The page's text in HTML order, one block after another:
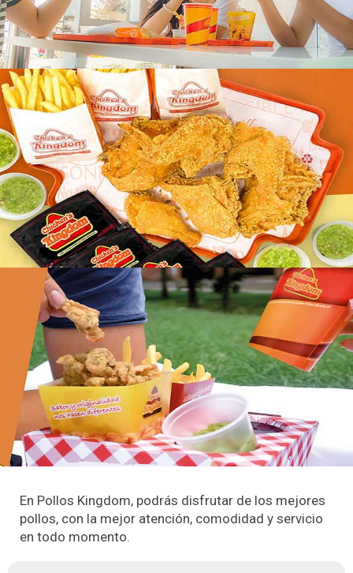
En Pollos Kingdom, podrás disfrutar de los mejores
pollos, con la mejor atención, comodidad y servicio
en todo momento.